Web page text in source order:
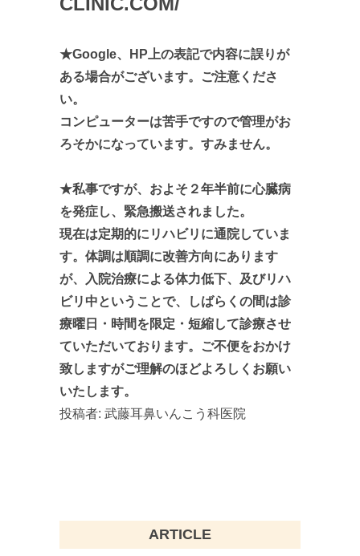
★Google、HP上の表記で内容に誤りが
ある場合がございます。ご注意くださ
い。
コンピューターは苦手ですので管理がお
ろそかになっています。すみません。
★私事ですが、およそ２年半前に心臓病
を発症し、緊急搬送されました。
現在は定期的にリハビリに通院していま
す。体調は順調に改善方向にあります
が、入院治療による体力低下、及びリハ
ビリ中ということで、しばらくの間は診
療曜日・時間を限定・短縮して診療させ
ていただいております。ご不便をおかけ
致しますがご理解のほどよろしくお願い
いたします。
投稿者: 武藤耳鼻いんこう科医院
ARTICLE